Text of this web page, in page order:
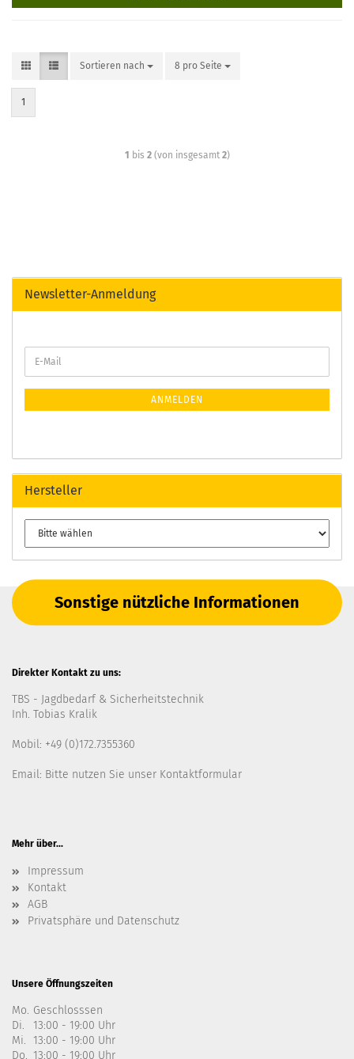
Sortieren nach 8 pro Seite
1
1 bis 2(von insgesamt 2)
Newsletter-Anmeldung
ANMELDEN
Hersteller
Sonstige nützliche Informationen
Direkter Kontakt zu uns:
TBS - Jagdbedarf & Sicherheitstechnik
Inh. Tobias Kralik
Mobil: +49 (0)172.7355360
Email: Bitte nutzen Sie unser Kontaktformular
Mehr über...
Impressum
Kontakt
AGB
Privatsphäre und Datenschutz
Unsere Öffnungszeiten
Mo. Geschlosssen
Di.
13:00 - 19:00 Uhr
Mi.
13:00 - 19:00 Uhr
Do. 13:00 - 19:00 Uhr